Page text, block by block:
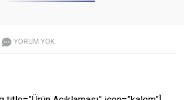
YORUM YOK